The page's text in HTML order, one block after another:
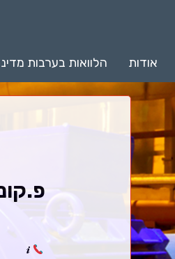
אודות הלוואות בערבות